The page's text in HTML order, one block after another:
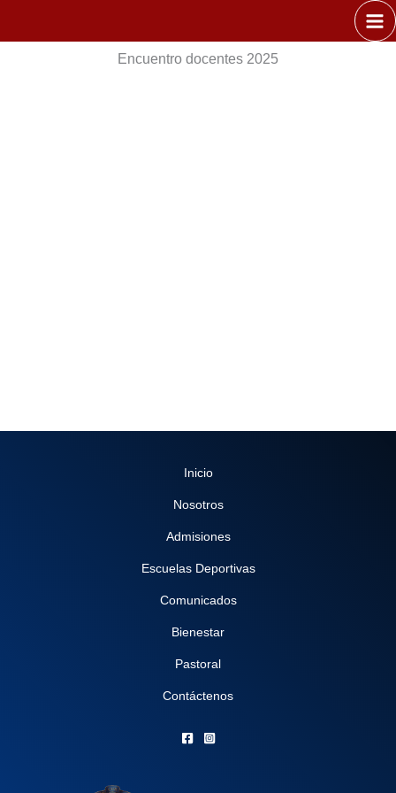
Encuentro docentes 2025
Inicio
Nosotros
Admisiones
Escuelas Deportivas
Comunicados
Bienestar
Pastoral
Contáctenos